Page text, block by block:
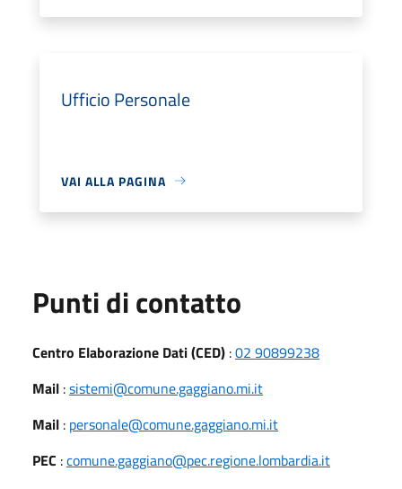
Ufficio Personale
VAI ALLA PAGINA
Punti di contatto
Centro Elaborazione Dati (CED) :02 90899238
Mail :sistemi@comune.gaggiano.mi.it
Mail : personale@comune.gaggiano.mi.it
PEC :comune.gaggiano@pec.regione.lombardia.it